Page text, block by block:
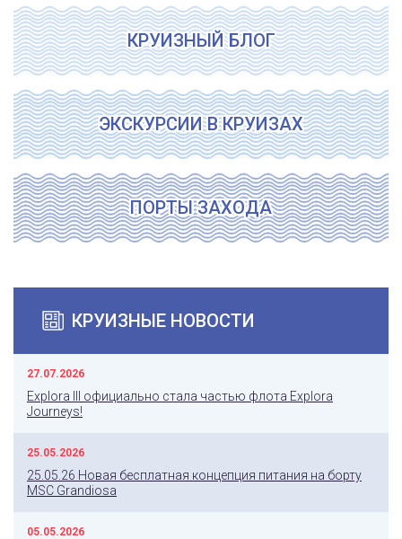
КРУИЗНЫЙ БЛОГ
ЭКСКУРСИИ В КРУИЗАХ
ПОРТЫ ЗАХОДА
КРУИЗНЫЕ НОВОСТИ
27.07.2026
Explora III официально стала частью флота Explora
Journeys!
25.05.2026
25.05.26 Новая бесплатная концепция питания на борту
MSC Grandiosa
05.05.2026